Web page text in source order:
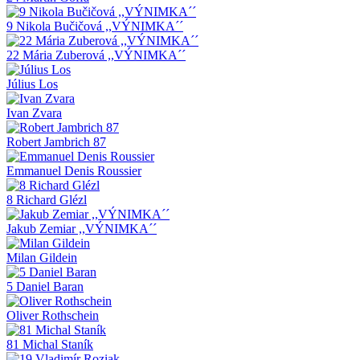
9 Nikola Bučičová ,,VÝNIMKA´´
22 Mária Zuberová ,,VÝNIMKA´´
Július Los
Ivan Zvara
Robert Jambrich 87
Emmanuel Denis Roussier
8 Richard Glézl
Jakub Zemiar ,,VÝNIMKA´´
Milan Gildein
5 Daniel Baran
Oliver Rothschein
81 Michal Staník